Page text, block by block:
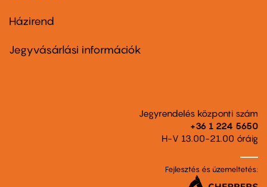
Footer
second
Házirend
Jegyvásárlási információk
Jegyrendelés központi szám
+36 1 224 5650
H-V 13.00-21.00 óráig
Fejlesztés és üzemeltetés: